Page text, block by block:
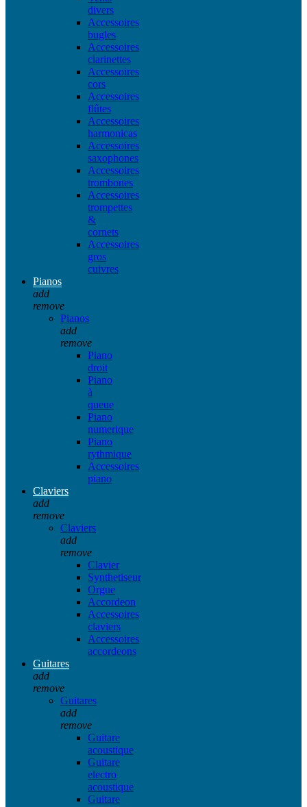
divers
Accessoires
bugles
Accessoires
clarinettes
Accessoires
cors
Accessoires
flûtes
Accessoires
harmonicas
Accessoires
saxophones
Accessoires
trombones
Accessoires
trompettes
&
cornets
Accessoires
gros
cuivres
Pianos
add
remove
Pianos
add
remove
Piano
droit
Piano
à
queue
Piano
numerique
Piano
rythmique
Accessoires
piano
Claviers
add
remove
Claviers
add
remove
Clavier
Synthetiseur
Orgue
Accordeon
Accessoires
claviers
Accessoires
accordeons
Guitares
add
remove
Guitares
add
remove
Guitare
acoustique
Guitare
electro
acoustique
Guitare